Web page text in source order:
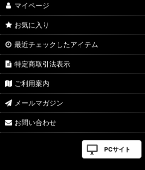
マイページ
お気に入り
最近チェックしたアイテム
特定商取引法表示
ご利用案内
メールマガジン
お問い合わせ
PCサイト